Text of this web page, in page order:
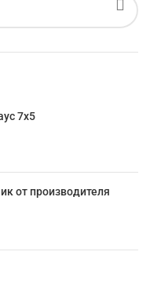
7х5
от производителя